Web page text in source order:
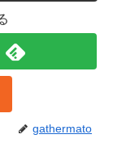
gathermato